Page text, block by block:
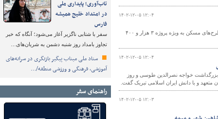
تاب‌آوری؛ پایداری ملی
در امتداد خلیج همیشه
فارس
سفر با شتابی ناگزیر آغاز می‌شود؛ آنگاه که خبر
تجاوز بامداد روز شنبه دشمن به شریان‌های…
ستاد ملی میناب پیگیر بازنگری در سرانه‌های
آموزشی، فرهنگی و ورزشی منطقه/…
راهنمای سفر
۱۴۰۲-۱۲-۰۵ ۱۲:۰۴
معاون شهرسازی و معماری اداره کل راه و شهرسازی آذربایجان‌غربی گفت: روند اجرای طرح‌های مسکن به ویژه پروژه ۳ هزار و ۴۰۰
۱۴۰۲-۱۲-۰۵ ۱۲:۰۴
بزرگداشت خواجه نصرالدین طوسی و روز
و با دانش ایران اسلامی تبریک گفت.
۱۴۰۲-۱۲-۰۵ ۱۲:۰۳